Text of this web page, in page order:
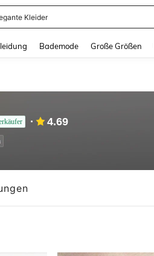
Damen
Bademode Große Größen
4.69